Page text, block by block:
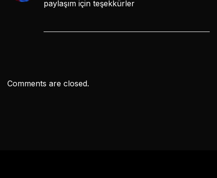
paylaşım için teşekkürler
Comments are closed.